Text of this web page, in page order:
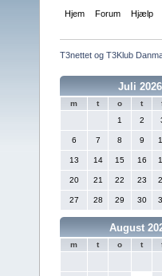
Hjem Forum Hjælp
T3nettet og T3Klub
Juli 2026
m t o t
1
2
6 7 8 9
13 14 15 16
20 21 22 23
27 28 29 30
August
m t o t